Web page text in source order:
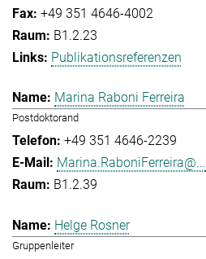
+49 351 4646-4002
B1.2.23
Publikationsreferenzen
Marina Raboni Ferreira
Postdoktorand
+49 351 4646-2239
Marina.RaboniFerreira@...
B1.2.39
Helge Rosner
Gruppenleiter